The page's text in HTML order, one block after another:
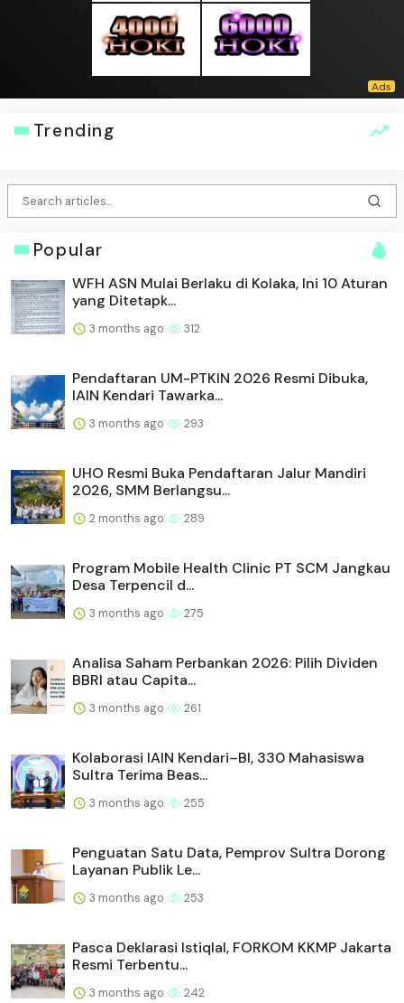
Trending
Popular
WFH ASN Mulai Berlaku di Kolaka, Ini 10 Aturan
yang Ditetapk...
3 months ago 312
Pendaftaran UM-PTKIN 2026 Resmi Dibuka,
IAIN Kendari Tawarka...
3 months ago 293
UHO Resmi Buka Pendaftaran Jalur Mandiri
2026, SMM Berlangsu...
2 months ago 289
Program Mobile Health Clinic PT SCM Jangkau
Desa Terpencil d...
3 months ago 275
Analisa Saham Perbankan 2026: Pilih Dividen
BBRI atau Capita...
3 months ago 261
Kolaborasi IAIN Kendari–BI, 330 Mahasiswa
Sultra Terima Beas...
3 months ago 255
Penguatan Satu Data, Pemprov Sultra Dorong
Layanan Publik Le...
3 months ago 253
Pasca Deklarasi Istiqlal, FORKOM KKMP Jakarta
Resmi Terbentu...
3 months ago 242